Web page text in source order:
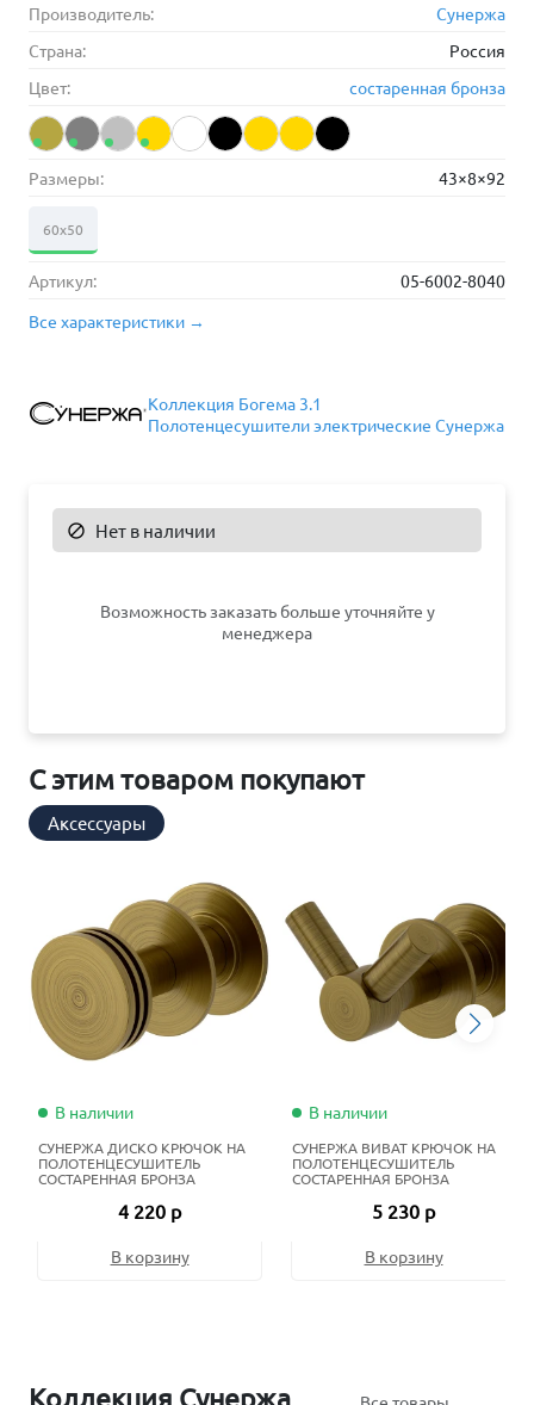
Производитель:
Сунержа
Страна:
Россия
Цвет:
состаренная бронза
Размеры: 43×8×92
60х50
Артикул:
05-6002-8040
Все характеристики →
Коллекция Богема 3.1
Полотенцесушители электрические Сунержа
 Нет в наличии
Возможность заказать больше уточняйте у
менеджера
С этим товаром покупают
Аксессуары
В наличии
СУНЕРЖА ДИСКО КРЮЧОК НА
ПОЛОТЕНЦЕСУШИТЕЛЬ
СОСТАРЕННАЯ БРОНЗА
4 220 р
В корзину
В наличии
СУНЕРЖА ВИВАТ КРЮЧОК НА
ПОЛОТЕНЦЕСУШИТЕЛЬ
СОСТАРЕННАЯ БРОНЗА
5 230 р
В корзину
Коллекция Сунержа